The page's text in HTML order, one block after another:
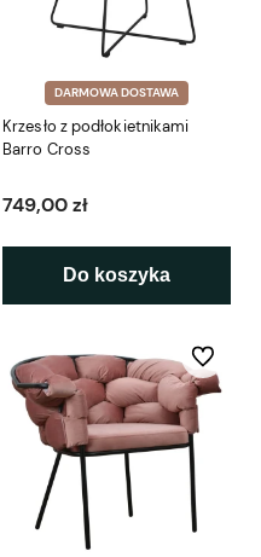
DARMOWA DOSTAWA
Krzesło z podłokietnikami
Barro Cross
749,00 zł
Do koszyka
Do